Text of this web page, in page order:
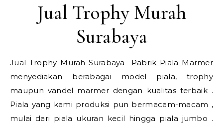
Jual Trophy Murah
Surabaya
Jual Trophy Murah Surabaya- Pabrik Piala Marmer
menyediakan berabagai model piala, trophy
maupun vandel marmer dengan kualitas terbaik .
Piala yang kami produksi pun bermacam-macam ,
mulai dari piala ukuran kecil hingga piala jumbo .